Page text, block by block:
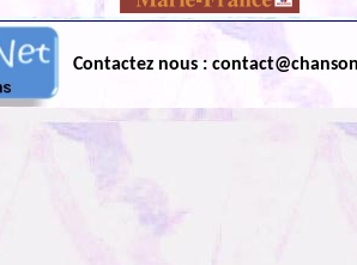
Contactez nous :